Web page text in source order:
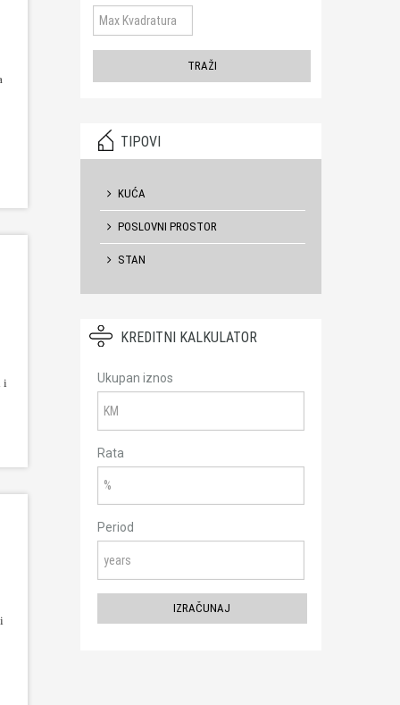
i
TIPOVI
KUĆA
POSLOVNI PROSTOR
STAN
KREDITNI KALKULATOR
Ukupan iznos
Rata
Period